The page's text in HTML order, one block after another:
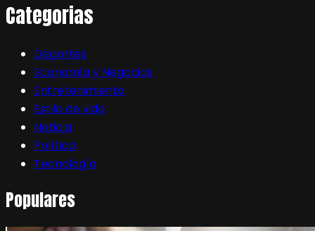
Categorias
Deportes
Economía y Negocios
Entretenimiento
Estilo de vida
Noticia
Política
Tecnología
Populares